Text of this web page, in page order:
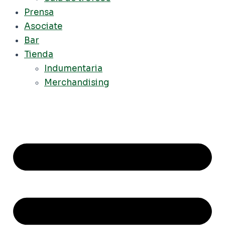
Prensa
Asociate
Bar
Tienda
Indumentaria
Merchandising